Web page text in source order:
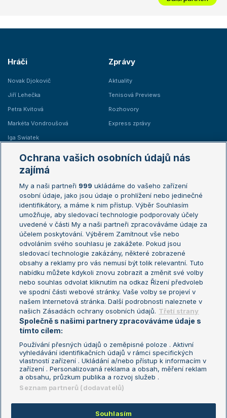
Hráči
Novak Djokovič
Jiří Lehečka
Petra Kvitová
Markéta Vondroušová
Iga Swiatek
Zprávy
Aktuality
Tenisová Previews
Rozhovory
Express zprávy
Žebříčky
Žebříček ATP (muži)
Žebříček WTA (ženy)
Sázkařský žebříček
Australian Open
French Open
Wimbledon
US Open
Turnaj mistrů
Turnaj mistryň
Aktualní trendy
Fotbalové přestupy
Livesport Daily
LS Prague Open
Podmínky užití
Nastavení soukromí
GDPR a žurnalistika
Reklama
Kontakt
Informace o zpracování osobních
údajů
Ochrana vašich osobních údajů nás
zajímá
My a naši partneři 999 ukládáme do vašeho zařízení
osobní údaje, jako jsou údaje o prohlížení nebo jedinečné
identifikátory, a máme k nim přístup. Výběr Souhlasím
umožňuje, aby sledovací technologie podporovaly účely
uvedené v části My a naši partneři zpracováváme údaje za
účelem poskytování. Výběrem Zamítnout vše nebo
odvoláním svého souhlasu je zakážete. Pokud jsou
sledovací technologie zakázány, některé zobrazené
obsahy a reklamy pro vás nemusí být tolik relevantní. Tuto
nabídku můžete kdykoli znovu zobrazit a změnit své volby
nebo souhlas odvolat kliknutím na odkaz Řízení předvoleb
ve spodní části webové stránky. Vaše volby se projeví v
našem Internetová stránka. Další podrobnosti naleznete v
našich Zásadách ochrany osobních údajů. Třetí strany
Společně s našimi partnery zpracováváme údaje s
tímto cílem:
Používání přesných údajů o zeměpisné poloze . Aktivní
vyhledávání identifikačních údajů v rámci specifických
vlastností zařízení . Ukládání a/nebo přístup k informacím v
zařízení . Personalizovaná reklama a obsah, měření reklam
a obsahu, průzkum publika a rozvoj služeb .
Seznam partnerů (dodavatelů)
Souhlasím